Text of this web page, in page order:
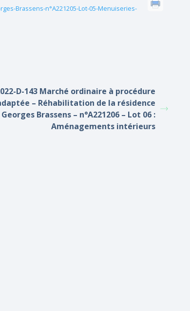
Brassens-n°A221205-Lot-05-Menuiseries-
D-143 Marché ordinaire à procédure
– Réhabilitation de la résidence
Georges Brassens – n°A221206 – Lot 06 :
Aménagements intérieurs